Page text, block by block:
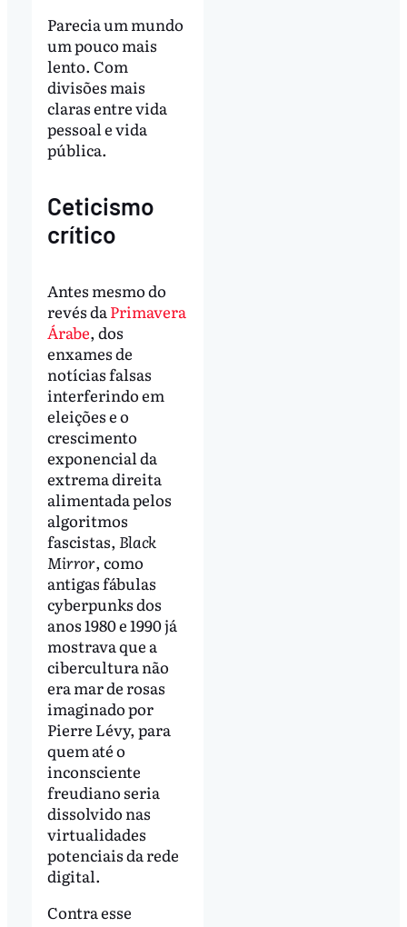
Parecia um mundo
um pouco mais
lento. Com
divisões mais
claras entre vida
pessoal e vida
pública.
Ceticismo
crítico
Antes mesmo do
revés da Primavera
Árabe, dos
enxames de
notícias falsas
interferindo em
eleições e o
crescimento
exponencial da
extrema direita
alimentada pelos
algoritmos
fascistas, Black
Mirror, como
antigas fábulas
cyberpunks dos
anos 1980 e 1990 já
mostrava que a
cibercultura não
era mar de rosas
imaginado por
Pierre Lévy, para
quem até o
inconsciente
freudiano seria
dissolvido nas
virtualidades
potenciais da rede
digital.
Contra esse